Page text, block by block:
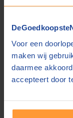
Voor een
maken wij
daarmee
accepteert door
Bekijk
Vind een
Zoek een
Postcode of